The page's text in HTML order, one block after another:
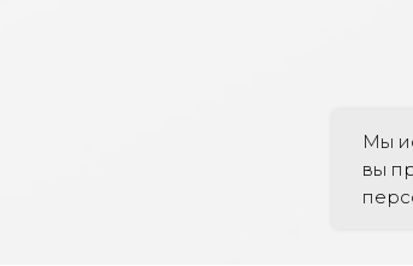
Мы
вы